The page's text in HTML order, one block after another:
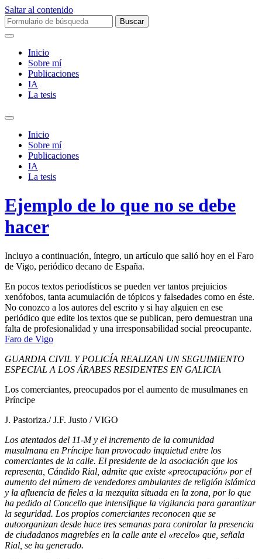
Saltar al contenido
Buscar:
Inicio
Sobre mí­
Publicaciones
IA
La tesis
Alternar
campo
búsqueda
Inicio
Sobre mí­
Publicaciones
IA
La tesis
Ejemplo de lo que no se debe
hacer
Incluyo a continuación, íntegro, un artículo que salió hoy en el Faro
de Vigo, periódico decano de España.
En pocos textos periodísticos se pueden ver tantos prejuicios
xenófobos, tanta acumulación de tópicos y falsedades como en éste.
No conozco a los autores del escrito y si hay alguien en ese
periódico que edite los textos que se publican, pero demuestran una
falta de profesionalidad y una irresponsabilidad social preocupante.
Faro de Vigo
GUARDIA CIVIL Y POLICÍA REALIZAN UN SEGUIMIENTO
ESPECIAL A LOS ÁRABES RESIDENTES EN GALICIA
Los comerciantes, preocupados por el aumento de musulmanes en
Príncipe
J. Pastoriza./ J.F. Justo / VIGO
Los atentados del 11-M y el incremento de la comunidad
musulmana en Príncipe han provocado inquietud entre los
comerciantes de la calle. El presidente de la asociación que los
representa, Cándido Rial, admite que existe «preocupación» por el
aumento del número de vendedores ambulantes de religión islámica
y la afluencia de fieles a la mezquita situada en la zona, por lo que
ha pedido al Concello que intensifique la vigilancia para garantizar
la seguridad. Los propios comerciantes reconocen que se
autoorganizan desde hace tres semanas para controlar la presencia
de ciudadanos magrebíes en la calle ante el «recelo» que, señala
Rial, se ha generado.